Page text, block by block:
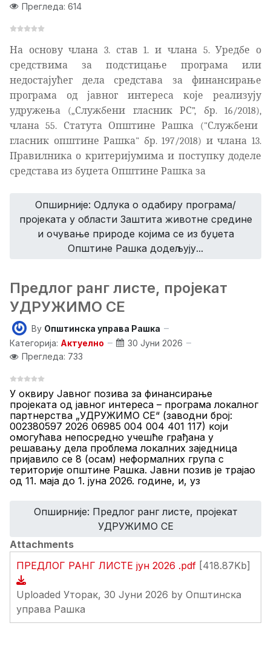
Прегледа: 614
На основу члана 3. став 1. и члана 5. Уредбе о
средствима за подстицање програма или
недостајућег дела средстава за финансирање
програма од јавног интереса које реализују
удружења („Службени гласник РС”, бр. 16/2018),
члана 55. Статута Општине Рашка ("Службени
гласник општине Рашка" бр. 197/2018) и члана 13.
Правилника о критеријумима и поступку доделе
средстава из буџета Општине Рашка за
Опширније: Одлука о одабиру програма/
пројеката у области Заштита животне средине
и очување природе којима се из буџета
Општине Рашка додељују...
Предлог ранг листе, пројекат
УДРУЖИМО СЕ
By Општинска управа Рашка
Категорија: Актуелно
30 Јуни 2026
Прегледа: 733
У оквиру Јавног позива за финансирање
пројеката од јавног интереса – програма локалног
партнерства „УДРУЖИМО СЕ“ (заводни број:
002380597 2026 06985 004 004 401 117) који
омогућава непосредно учешће грађана у
решавању дела проблема локалних заједница
пријавило се 8 (осам) неформалних група с
територије општине Рашка. Јавни позив је трајао
од 11. маја до 1. јуна 2026. године, и, уз
Опширније: Предлог ранг листе, пројекат
УДРУЖИМО СЕ
Attachments
ПРЕДЛОГ РАНГ ЛИСТЕ јун 2026 .pdf [418.87Kb]
Uploaded Уторак, 30 Јуни 2026 by Општинска
управа Рашка